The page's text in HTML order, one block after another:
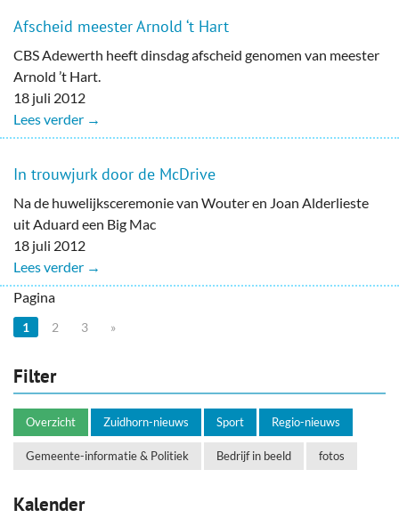
Afscheid meester Arnold ‘t Hart
CBS Adewerth heeft dinsdag afscheid genomen van meester
Arnold ’t Hart.
18 juli 2012
Lees verder →
In trouwjurk door de McDrive
Na de huwelijksceremonie van Wouter en Joan Alderlieste
uit Aduard een Big Mac
18 juli 2012
Lees verder →
Pagina
1 2 3 »
Filter
Overzicht Zuidhorn-nieuws Sport Regio-nieuws
Gemeente-informatie & Politiek Bedrijf in beeld fotos
Kalender